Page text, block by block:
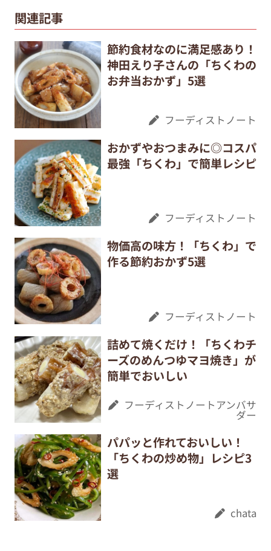
関連記事
節約食材なのに満足感あり！
神田えり子さんの「ちくわの
お弁当おかず」5選
フーディストノート
おかずやおつまみに◎コスパ
最強「ちくわ」で簡単レシピ
フーディストノート
物価高の味方！「ちくわ」で
作る節約おかず5選
フーディストノート
詰めて焼くだけ！「ちくわチ
ーズのめんつゆマヨ焼き」が
簡単でおいしい
フーディストノートアンバサ
ダー
パパッと作れておいしい！
「ちくわの炒め物」レシピ3
選
chata